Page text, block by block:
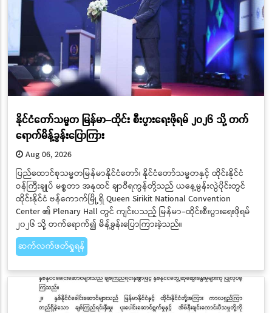
နိုင်ငံတော်သမ္မတ မြန်မာ–ထိုင်း စီးပွားရေးဖိုရမ် ၂၀၂၆ သို့ တက်
ရောက်မိန့်ခွန်းပြောကြား
Aug 06, 2026
ပြည်ထောင်စုသမ္မတမြန်မာနိုင်ငံတော်၊ နိုင်ငံတော်သမ္မတနှင့် ထိုင်းနိုင်ငံ
ဝန်ကြီးချုပ် မစ္စတာ အနုထင် ချာဝီရကွန်တို့သည် ယနေ့မွန်းလွဲပိုင်းတွင်
ထိုင်းနိုင်ငံ ဗန်ကောက်မြို့ရှိ Queen Sirikit National Convention
Center ၏ Plenary Hall တွင် ကျင်းပသည့် မြန်မာ–ထိုင်းစီးပွားရေးဖိုရမ်
၂၀၂၆ သို့ တက်ရောက်၍ မိန့်ခွန်းပြောကြားခဲ့သည်။
ဆက်လက်ဖတ်ရှုရန်